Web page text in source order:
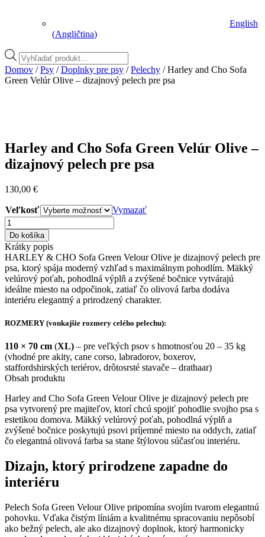
English
(Angličtina)
Vyhľadávanie
produktov
Domov /Psy /Doplnky pre psy /Pelechy / Harley and Cho Sofa
Green Velúr Olive – dizajnový pelech pre psa
Harley and Cho Sofa Green Velúr Olive –
dizajnový pelech pre psa
130,00 €
Veľkosť
Vymazať
množstvo
Harley
and
Cho
Sofa
Green
Velúr
Olive
–
pelech
psa
Do košíka
Krátky popis
HARLEY & CHO Sofa Green Velour Olive je dizajnový pelech pre
psa, ktorý spája moderný vzhľad s maximálnym pohodlím. Mäkký
velúrový poťah, pohodlná výplň a zvýšené bočnice vytvárajú
ideálne miesto na odpočinok, zatiaľ čo olivová farba dodáva
interiéru elegantný a prirodzený charakter.
ROZMERY (vonkajšie rozmery celého pelechu):
110 × 70 cm (XL) – pre veľkých psov s hmotnosťou 20 – 35 kg
(vhodné pre akity, cane corso, labradorov, boxerov,
staffordshirských teriérov, drôtosrsté stavače – drathaar)
Obsah produktu
Harley and Cho Sofa Green Velour Olive je dizajnový pelech pre
psa vytvorený pre majiteľov, ktorí chcú spojiť pohodlie svojho psa s
estetikou domova. Mäkký velúrový poťah, pohodlná výplň a
zvýšené bočnice poskytujú psovi príjemné miesto na oddych, zatiaľ
čo elegantná olivová farba sa stane štýlovou súčasťou interiéru.
Dizajn, ktorý prirodzene zapadne do
interiéru
Pelech Sofa Green Velour Olive pripomína svojím tvarom elegantnú
pohovku. Vďaka čistým líniám a kvalitnému spracovaniu nepôsobí
ako bežný pelech, ale ako dizajnový doplnok, ktorý harmonicky